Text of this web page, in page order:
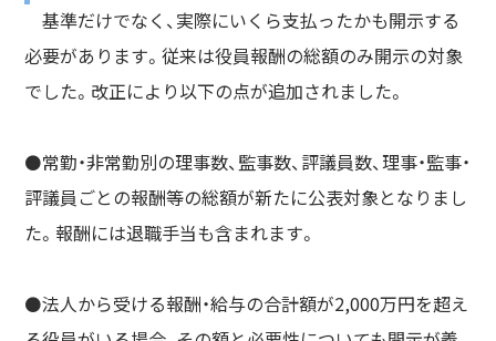
基準だけでなく、実際にいくら支払ったかも開示する
必要があります。従来は役員報酬の総額のみ開示の対象
でした。改正により以下の点が追加されました。
⚫️常勤・非常勤別の理事数、監事数、評議員数、理事・監事・
評議員ごとの報酬等の総額が新たに公表対象となりまし
た。報酬には退職手当も含まれます。
⚫️法人から受ける報酬・給与の合計額が2,000万円を超え